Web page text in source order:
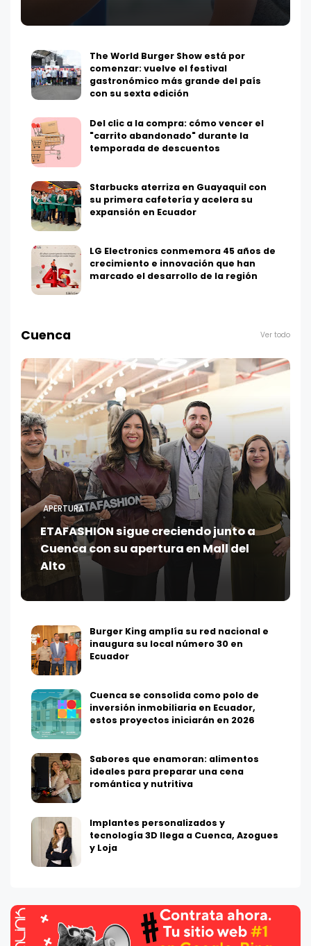
The World Burger Show está por
comenzar: vuelve el festival
gastronómico más grande del país
con su sexta edición
Del clic a la compra: cómo vencer el
"carrito abandonado" durante la
temporada de descuentos
Starbucks aterriza en Guayaquil con
su primera cafetería y acelera su
expansión en Ecuador
LG Electronics conmemora 45 años de
crecimiento e innovación que han
marcado el desarrollo de la región
Cuenca Ver todo
APERTURA
ETAFASHION sigue creciendo junto a
Cuenca con su apertura en Mall del
Alto
Burger King amplía su red nacional e
inaugura su local número 30 en
Ecuador
Cuenca se consolida como polo de
inversión inmobiliaria en Ecuador,
estos proyectos iniciarán en 2026
Sabores que enamoran: alimentos
ideales para preparar una cena
romántica y nutritiva
Implantes personalizados y
tecnología 3D llega a Cuenca, Azogues
y Loja